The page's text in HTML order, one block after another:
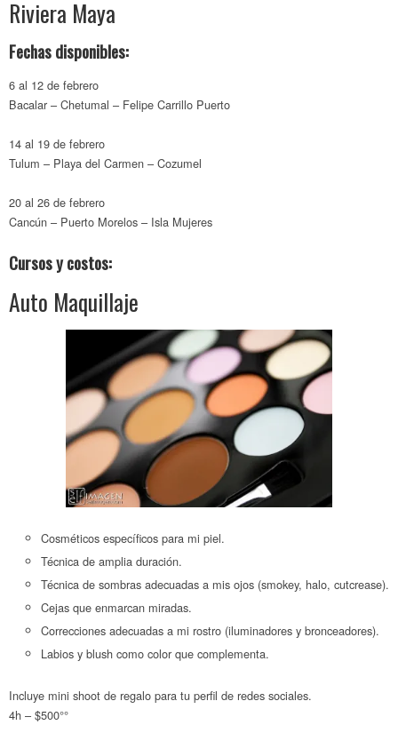
Riviera Maya
Fechas disponibles:
6 al 12 de febrero
Bacalar – Chetumal – Felipe Carrillo Puerto
14 al 19 de febrero
Tulum – Playa del Carmen – Cozumel
20 al 26 de febrero
Cancún – Puerto Morelos – Isla Mujeres
Cursos y costos:
Auto Maquillaje
Cosméticos específicos para mi piel.
Técnica de amplia duración.
Técnica de sombras adecuadas a mis ojos (smokey, halo, cutcrease).
Cejas que enmarcan miradas.
Correcciones adecuadas a mi rostro (iluminadores y bronceadores).
Labios y blush como color que complementa.
Incluye mini shoot de regalo para tu perfil de redes sociales.
4h – $500°°